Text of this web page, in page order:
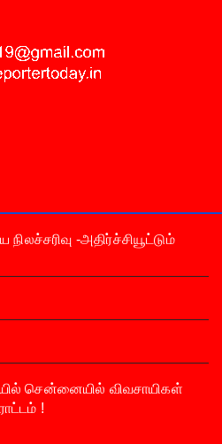
-அதிர்ச்சியூட்டும்
சென்னையில் விவசாயிகள்
!